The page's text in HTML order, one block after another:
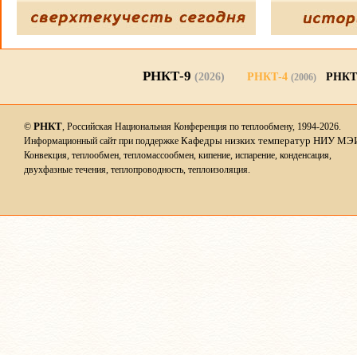
РНКТ-9 (2026) РНКТ-4 (2006)
© РНКТ, Российская Национальная Конференция по теплообмену, 1994-2026.
Информационный сайт при поддержке Кафедры низких температур НИУ
Конвекция, теплообмен, тепломассообмен, кипение, испарение, конденсация,
двухфазные течения, теплопроводность, теплоизоляция.